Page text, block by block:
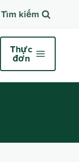
Tìm kiếm
Thực
đơn